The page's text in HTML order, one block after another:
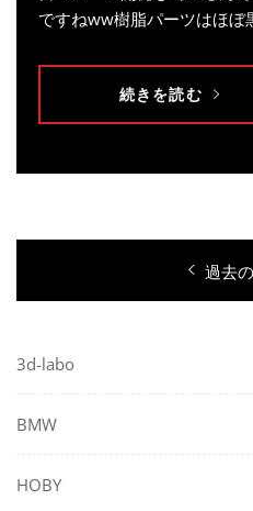
ですねww樹脂パーツはほぼ
続きを読む
稿
ビ
ー
シ
過去
3d-labo
BMW
HOBY